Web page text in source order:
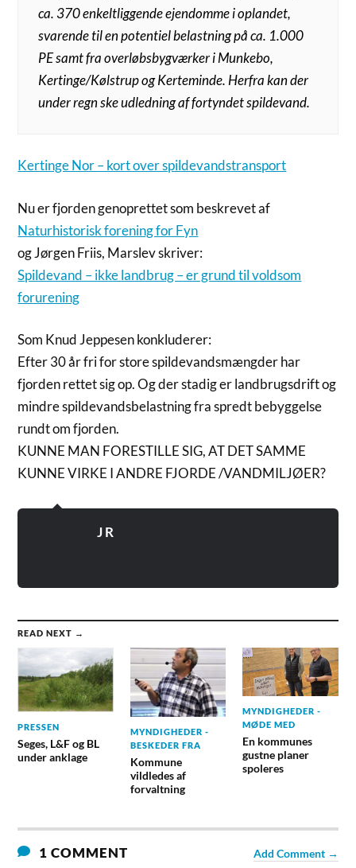
ca. 370 enkeltliggende ejendomme i oplandet,
svarende til en potentiel belast­ning på ca. 1.000
PE samt fra overløbsbygværker i Munkebo,
Kertinge/Køl­strup og Kerteminde. Herfra kan der
under regn ske udledning af fortyndet spildevand.
Kertinge Nor – kort over spildevandstransport
Nu er fjorden genoprettet som beskrevet af
Naturhistorisk forening for Fyn
og Jørgen Friis, Marslev skriver:
Spildevand – ikke landbrug – er grund til voldsom
forurening
Som Knud Jeppesen konkluderer:
Efter 30 år fri for store spildevandsmængder har
fjorden rettet sig op. Og der stadig er landbrugsdrift og
mindre spildevandsbelastning fra spredt bebyggelse
rundt om fjorden.
KUNNE MAN FORESTILLE SIG, AT DET SAMME
KUNNE VIRKE I ANDRE FJORDE /VANDMILJØER?
J R
READ NEXT →
PRESSEN
Seges, L&F og BL
under anklage
MYNDIGHEDER -
BESKEDER FRA
Kommune
vildledes af
forvaltning
MYNDIGHEDER -
MØDE MED
En kommunes
gustne planer
spoleres
1 COMMENT Add Comment →